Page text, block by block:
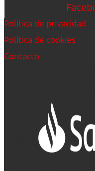
Política de privacidad
Política de cookies
Contacto